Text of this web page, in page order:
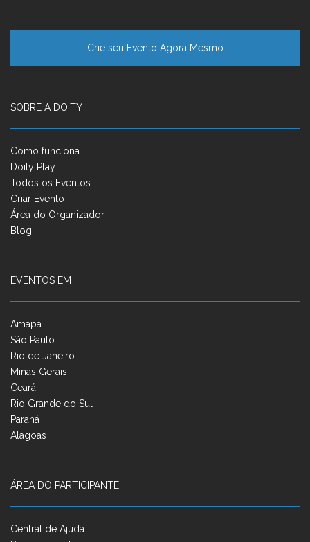
Crie seu Evento Agora Mesmo
SOBRE A DOITY
Como funciona
Doity Play
Todos os Eventos
Criar Evento
Área do Organizador
Blog
EVENTOS EM
Amapá
São Paulo
Rio de Janeiro
Minas Gerais
Ceará
Rio Grande do Sul
Paraná
Alagoas
ÁREA DO PARTICIPANTE
Central de Ajuda